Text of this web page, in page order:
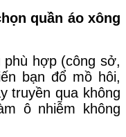
quần áo xông
phù hợp (công sở,
bạn đổ mồ hôi,
truyền qua không
ô nhiễm không